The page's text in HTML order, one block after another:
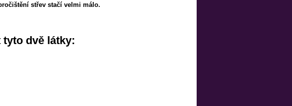
střev stačí velmi málo.
tyto dvě látky: